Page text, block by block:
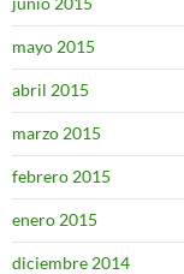
mayo 2015
abril 2015
marzo 2015
febrero 2015
enero 2015
diciembre 2014